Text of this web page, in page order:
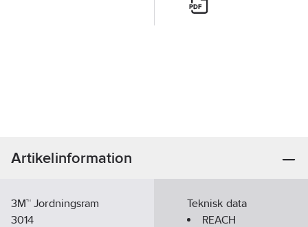
Artikelinformation
3M™ Jordningsram
3014
Teknisk data
REACH